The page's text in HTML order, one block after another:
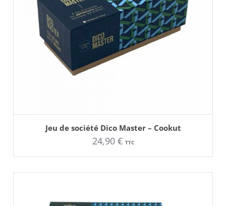
Jeu de société Dico Master – Cookut
24,90 € TTC